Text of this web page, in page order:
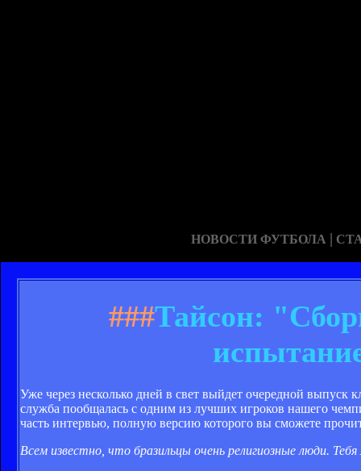
НОВОСТИ ФУТБОЛА |
###Тайсон:
Уже через несколько дней в свет выйдет очередной выпуск
служба пообщалась с одним из лучших игроков нашего
часть интервью, полную версию которого вы сможете
Всем известно, что бразильцы очень религиозные люди.